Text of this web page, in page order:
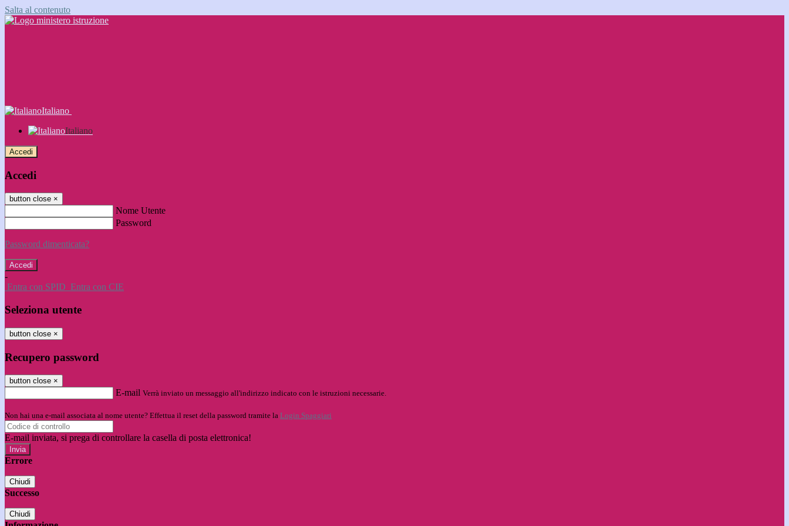
Salta al contenuto
Italiano
Italiano
Accedi
Accedi
button close ×
Nome Utente
Password
Password dimenticata?
-
Entra con SPID Entra con CIE
Seleziona utente
button close ×
Recupero password
button close ×
E-mail Verrà inviato un messaggio all'indirizzo indicato con le istruzioni necessarie.
Non hai una e-mail associata al nome utente? Effettua il reset della password tramite la Login Spaggiari
E-mail inviata, si prega di controllare la casella di posta elettronica!
Errore
Chiudi
Successo
Chiudi